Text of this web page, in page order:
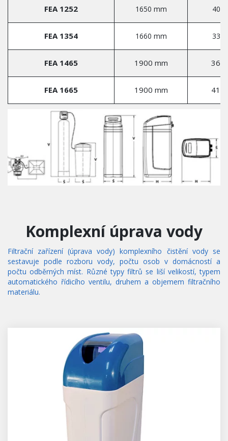
FEA 1252 1650 mm 400
FEA 1354 1660 mm 336
FEA 1465 1900 mm 363
FEA 1665 1900 mm 413
Komplexní úprava vody
Filtrační zařízení (úprava vody) komplexního čistění vody se
sestavuje podle rozboru vody, počtu osob v domácností a
počtu odběrných míst. Různé typy filtrů se liší velikostí, typem
automatického řídicího ventilu, druhem a objemem filtračního
materiálu.